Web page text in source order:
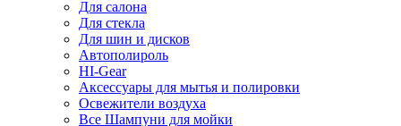
Для салона
Для стекла
Для шин и дисков
Автополироль
HI-Gear
Аксессуары для мытья и полировки
Освежители воздуха
Все Шампуни для мойки